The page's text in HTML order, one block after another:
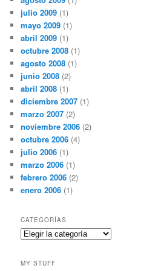
julio 2009 (1)
mayo 2009 (1)
abril 2009 (1)
octubre 2008 (1)
agosto 2008 (1)
junio 2008 (2)
abril 2008 (1)
diciembre 2007 (1)
marzo 2007 (2)
noviembre 2006 (2)
octubre 2006 (4)
julio 2006 (1)
marzo 2006 (1)
febrero 2006 (2)
enero 2006 (1)
CATEGORÍAS
Categorías
MY STUFF